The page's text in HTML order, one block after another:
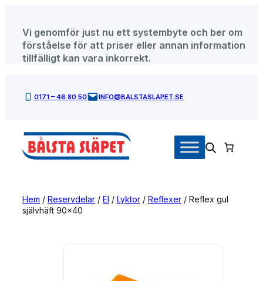
innehåll
Vi genomför just nu ett systembyte och ber om
förståelse för att priser eller annan information
tillfälligt kan vara inkorrekt.
0171 – 46 80 50 INFO@BALSTASLAPET.SE
Hem / Reservdelar / El / Lyktor / Reflexer / Reflex gul
självhäft 90×40